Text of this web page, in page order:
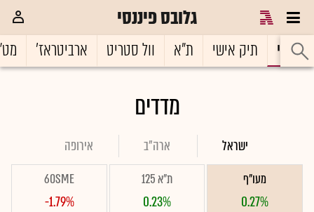
גלובס פיננסי
ראשי תיק אישי ת"א וול סטריט ארביטראז'
מדדים
ישראל ארה"ב אירופה
מעו"ף
0.27%
ת"א 125
0.23%
60SME
-1.79%